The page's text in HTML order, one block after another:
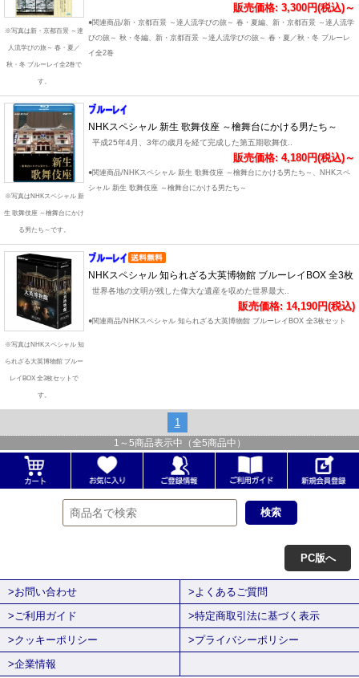
※写真は新・京都百景 ～達
人流学びの旅～ 春・夏／
秋・冬 ブルーレイ全2巻で
す。
販売価格: 3,300円(税込)～
●関連商品/新・京都百景 ～達人流学びの旅～ 春・夏編、新・京都百景 ～達人流学
びの旅～ 秋・冬編、新・京都百景 ～達人流学びの旅～ 春・夏／秋・冬 ブルーレ
イ全2巻
※写真はNHKスペシャル 新
生 歌舞伎座 ～檜舞台にかけ
る男たち～です。
NHKスペシャル 新生 歌舞伎座 ～檜舞台にかける男たち～
平成25年4月、3年の歳月を経て完成した第五期歌舞伎..
販売価格: 4,180円(税込)～
●関連商品/NHKスペシャル 新生 歌舞伎座 ～檜舞台にかける男たち～、NHKスペ
シャル 新生 歌舞伎座 ～檜舞台にかける男たち～
※写真はNHKスペシャル 知
られざる大英博物館 ブルー
レイBOX 全3枚セットで
す。
NHKスペシャル 知られざる大英博物館 ブルーレイBOX 全3枚
世界各地の文明が残した偉大な遺産を収めた世界最大..
販売価格: 14,190円(税込)
●関連商品/NHKスペシャル 知られざる大英博物館 ブルーレイBOX 全3枚セット
1
1 ～ 5商品表示中（全5商品中）
PC版へ
>お問い合わせ
>よくあるご質問
>ご利用ガイド
>特定商取引法に基づく表示
>クッキーポリシー
>プライバシーポリシー
>企業情報